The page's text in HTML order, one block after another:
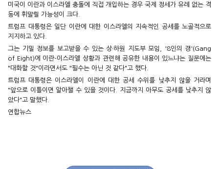
미국이 이란과 이스라엘 충돌에 직접 개입하는 경우 국제 정세가 유례 없는 격
동에 휘말릴 가능성이 크다.
트럼프 대통령은 일단 이란에 대한 이스라엘의 지속적인 공세를 노골적으로
지지하고 있다.
그는 기밀 정보를 보고받을 수 있는 상·하원 지도부 모임, '8인의 갱'(Gang
of Eight)에 이란-이스라엘 상황과 관련해 공유한 내용이 있느냐는 질문에는
"대화할 것"이라면서도 "필수는 아닌 것 같다"고 했다.
트럼프 대통령은 이스라엘이 이란에 대한 공세 수위를 낮추지 않을 거라며
"앞으로 이틀이면 알아챌 수 있을 것이다. 지금까지 아무도 공세를 낮추지 않
았다"고 말했다.
연합뉴스